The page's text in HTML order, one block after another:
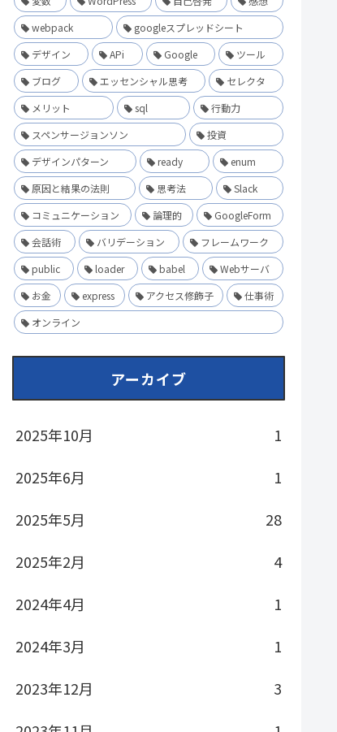
webpack
googleスプレッドシート
デザイン
APi Google
ツール
ブログ
エッセンシャル思考
セレクタ
メリット
sql
行動力
スペンサージョンソン
投資
デザインパターン
ready
enum
原因と結果の法則
思考法
Slack
コミュニケーション
論理的
GoogleForm
会話術
バリデーション
フレームワーク
public
loader babel
Webサーバ
お金
express アクセス修飾子
仕事術
オンライン
アーカイブ
2025年10月
1
2025年6月
1
2025年5月
28
2025年2月
4
2024年4月
1
2024年3月
1
2023年12月
3